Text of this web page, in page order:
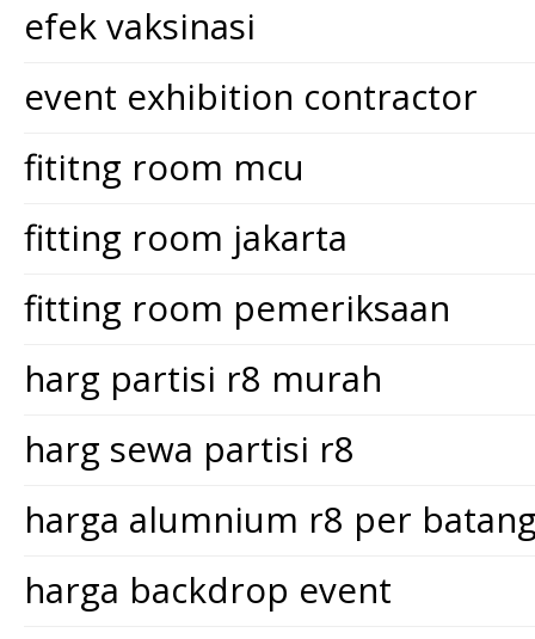
efek vaksinasi
event exhibition contractor
fititng room mcu
fitting room jakarta
fitting room pemeriksaan
harg partisi r8 murah
harg sewa partisi r8
harga alumnium r8 per
harga backdrop event